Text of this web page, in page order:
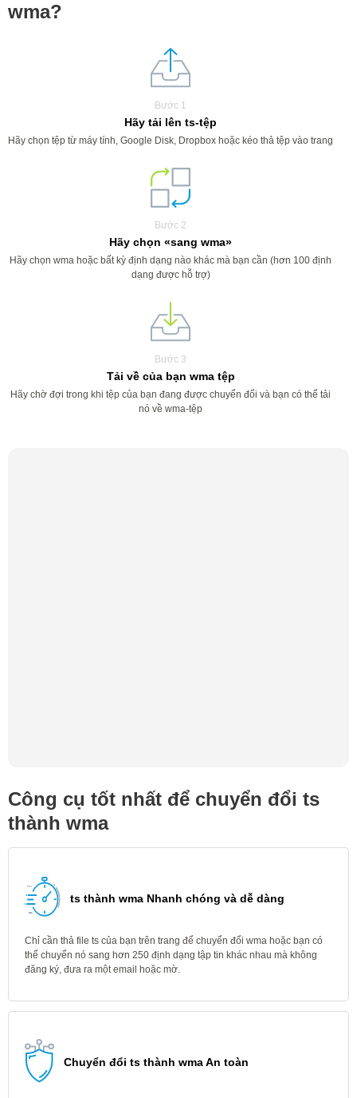
wma?
Bước 1
Hãy tải lên ts-tệp
Hãy chọn tệp từ máy tính, Google Disk, Dropbox hoặc kéo thả tệp vào trang
Bước 2
Hãy chọn «sang wma»
Hãy chọn wma hoặc bất kỳ định dạng nào khác mà bạn cần (hơn 100 định
dạng được hỗ trợ)
Bước 3
Tải về của bạn wma tệp
Hãy chờ đợi trong khi tệp của bạn đang được chuyển đổi và bạn có thể tải
nó về wma-tệp
Công cụ tốt nhất để chuyển đổi ts
thành wma
ts thành wma Nhanh chóng và dễ dàng
Chỉ cần thả file ts của bạn trên trang để chuyển đổi wma hoặc bạn có
thể chuyển nó sang hơn 250 định dạng tập tin khác nhau mà không
đăng ký, đưa ra một email hoặc mờ.
Chuyển đổi ts thành wma An toàn